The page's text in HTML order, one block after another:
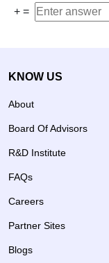
+ =
KNOW US
About
Board Of Advisors
R&D Institute
FAQs
Careers
Partner Sites
Blogs